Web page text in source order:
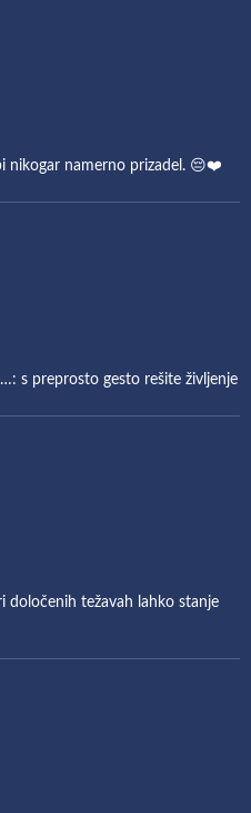
nikogar namerno prizadel. 😔❤️
s preprosto gesto rešite življenje
določenih težavah lahko stanje